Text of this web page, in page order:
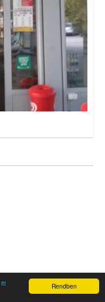
Rendben
itt